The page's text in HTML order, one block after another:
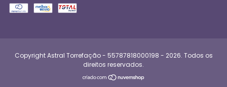
Copyright Astral Torrefação - 55787818000198 - 2026. Todos os
direitos reservados.